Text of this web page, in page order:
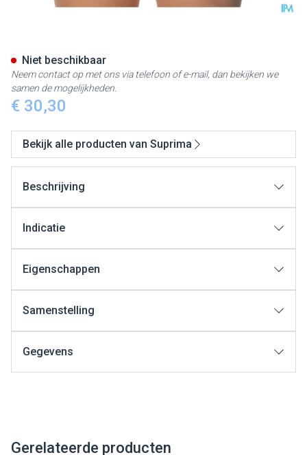
€ 30,30
Niet beschikbaar
Neem contact op met ons via telefoon of e-mail, dan bekijken we
samen de mogelijkheden.
Bekijk alle producten van Suprima
Beschrijving
Indicatie
Eigenschappen
Samenstelling
Gegevens
Gerelateerde producten